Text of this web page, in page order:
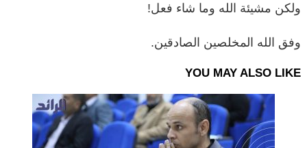
ولكن مشيئة الله وما شاء فعل!
وفق الله المخلصين الصادقين.
YOU MAY ALSO LIKE